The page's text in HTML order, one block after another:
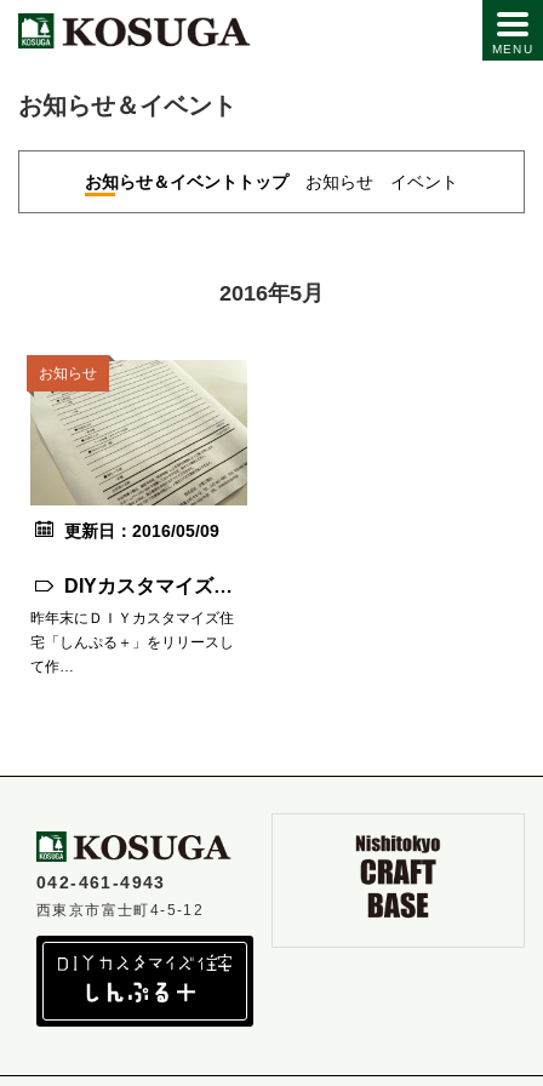
お知らせ＆イベント
お知らせ＆イベントトップ お知らせ イベント
2016年5月
お知らせ
更新日：2016/05/09
DIYカスタマイズ住
宅の「かんたん見積
フォーム」を公開し
昨年末にＤＩＹカスタマイズ住
宅「しんぷる＋」をリリースし
て作…
042-461-4943
西東京市富士町4-5-12